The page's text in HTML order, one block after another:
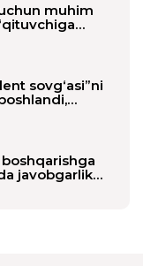
muhim
sovg‘asi”ni
javobgarlik